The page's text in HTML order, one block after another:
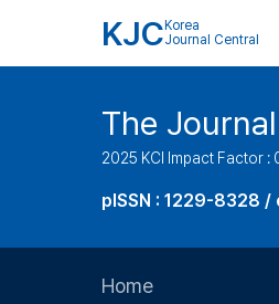
KJC Korea
Journal Central
The
2025 KCI Impact Factor :
pISSN : 1229-8328 /
Home